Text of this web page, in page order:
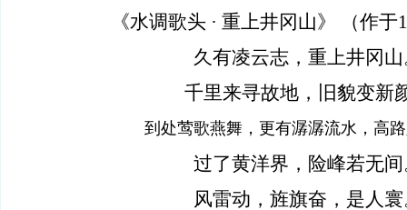
《水调歌头 · 重上井冈山》 （作于
久有凌云志，重上井冈
千里来寻故地，旧貌变新
到处莺歌燕舞，更有潺潺流水，高
过了黄洋界，险峰若无间
风雷动，旌旗奋，是人